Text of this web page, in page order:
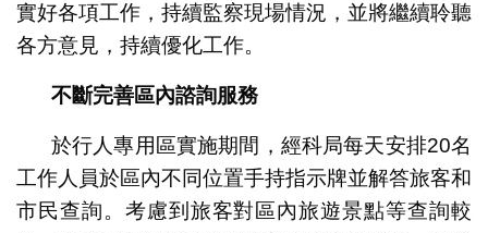
實好各項工作，持續監察現場情況，並將繼續聆聽
各方意見，持續優化工作。
不斷完善區內諮詢服務
於行人專用區實施期間，經科局每天安排20名
工作人員於區內不同位置手持指示牌並解答旅客和
市民查詢。考慮到旅客對區內旅遊景點等查詢較